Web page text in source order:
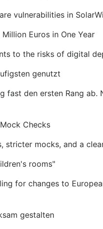
vulnerabilities in
Euros in One Year
to the risks of digital
genutzt
den ersten Rang ab.
Checks
mocks, and a
rooms"
for changes to
gestalten